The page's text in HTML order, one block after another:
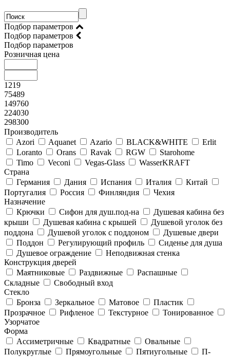
Подбор параметров
Подбор параметров
Подбор параметров
Розничная цена
1219
75489
149760
224030
298300
Производитель
Azori
Aquanet Azario BLACK&WHITE
Erlit
Loranto
Orans Ravak RGW
Starohome
Timo
Veconi Vegas-Glass
WasserKRAFT
Страна
Германия
Дания Испания Италия
Китай
Португалия
Россия Финляндия
Чехия
Назначение
Крючки
Сифон для душ.под-на
Душевая кабина без
крыши
Душевая кабина с крышей
Душевой уголок без
поддона
Душевой уголок с поддоном
Душевые двери
Поддон
Регулирующий профиль
Сиденье для душа
Душевое ограждение
Неподвижная стенка
Конструкция дверей
Маятниковые
Раздвижные
Распашные
Складные
Свободный вход
Стекло
Бронза
Зеркальное Матовое
Пластик
Прозрачное
Рифленое Текстурное
Тонированное
Узорчатое
Форма
Ассиметричные
Квадратные
Овальные
Полукруглые
Прямоугольные Пятиугольные
П-